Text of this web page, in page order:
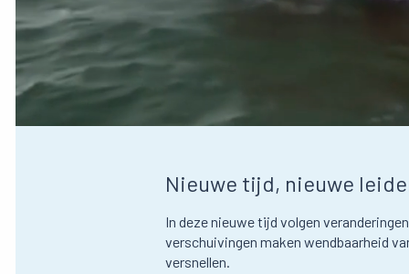
Nieuwe tijd, nieuwe
In deze nieuwe tijd volgen
verschuivingen maken wendbaarheid
versnellen.